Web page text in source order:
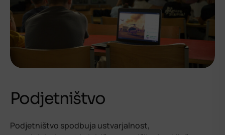
Podjetništvo
Podjetništvo spodbuja ustvarjalnost,